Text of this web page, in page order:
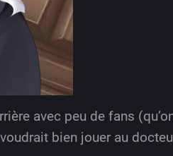
avec peu de fans
bien jouer au